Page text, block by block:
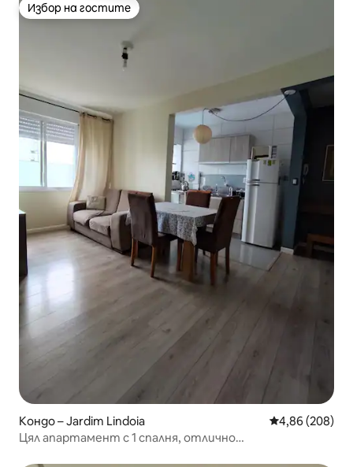
Избор на гостите
Избор на гостите
Кондо – Jardim Lindoia Средна
4,86 (208)
Цял апартамент с 1 спалня, отлично